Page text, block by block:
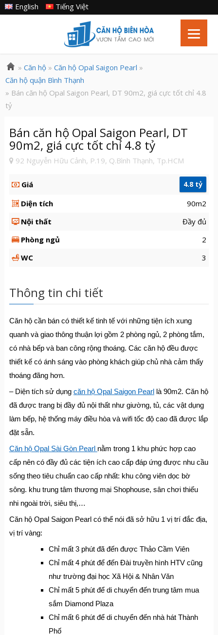
Tiếng Việt
English
» Căn hộ» Căn hộ Opal Saigon Pearl »
Căn hộ quận Bình Thạnh
» Bán căn hộ Opal Saigon Pearl, DT 90m2, giá cực tốt chỉ 4.8
tỷ
Bán căn hộ Opal Saigon Pearl, DT
90m2, giá cực tốt chỉ 4.8 tỷ
92 Nguyễn Hữu Cảnh, P.19, Q.Bình Thạnh, Tp.HCM
Giá 4.8 tỷ
Diện tích
90m2
Nội thất
Đầy đủ
Phòng ngủ
2
WC
3
Thông tin chi tiết
Căn hộ cần bán có thiết kế tinh tế với những tiện ích xung
quanh và giao thông thuận lợi gồm 2 phòng ngủ, 2 phòng tắm,
có nhà bếp và ban công rộng thoáng. Các căn hộ đều được
thiết kế có ánh sáng vào phòng khách giúp chủ nhà cảm thấy
thoáng đãng hơn.
– Diện tích sử dụng căn hộ Opal Saigon Pearllà 90m2. Căn hộ
đã được trang bị đầy đủ nội thất như giường, tủ, các vật dụng
làm bếp, hệ thống máy điều hòa và wifi tốc độ cao đã được lắp
đặt sẵn.
Căn hộ Opal Sài Gòn Pearl nằm trong 1 khu phức hợp cao
cấp nên có đầy đủ các tiện ích cao cấp đáp ứng được nhu cầu
sống theo tiêu chuẩn cao cấp nhất: khu công viên dọc bờ
sông. khu trung tâm thương mại Shophouse, sân chơi thiếu
nhi ngoài trời, siêu thị,…
Căn hộ Opal Saigon Pearl có thể nói đã sở hữu 1 vị trí đắc địa,
vị trí vàng:
Chỉ mất 3 phút đã đến được Thảo Cầm Viên
Chỉ mất 4 phút để đến Đài truyền hình HTV cũng
như trường đại học Xã Hội & Nhân Văn
Chỉ mất 5 phút để di chuyển đến trung tâm mua
sắm Diamond Plaza
Chỉ mất 6 phút để di chuyển đến nhà hát Thành
Phố